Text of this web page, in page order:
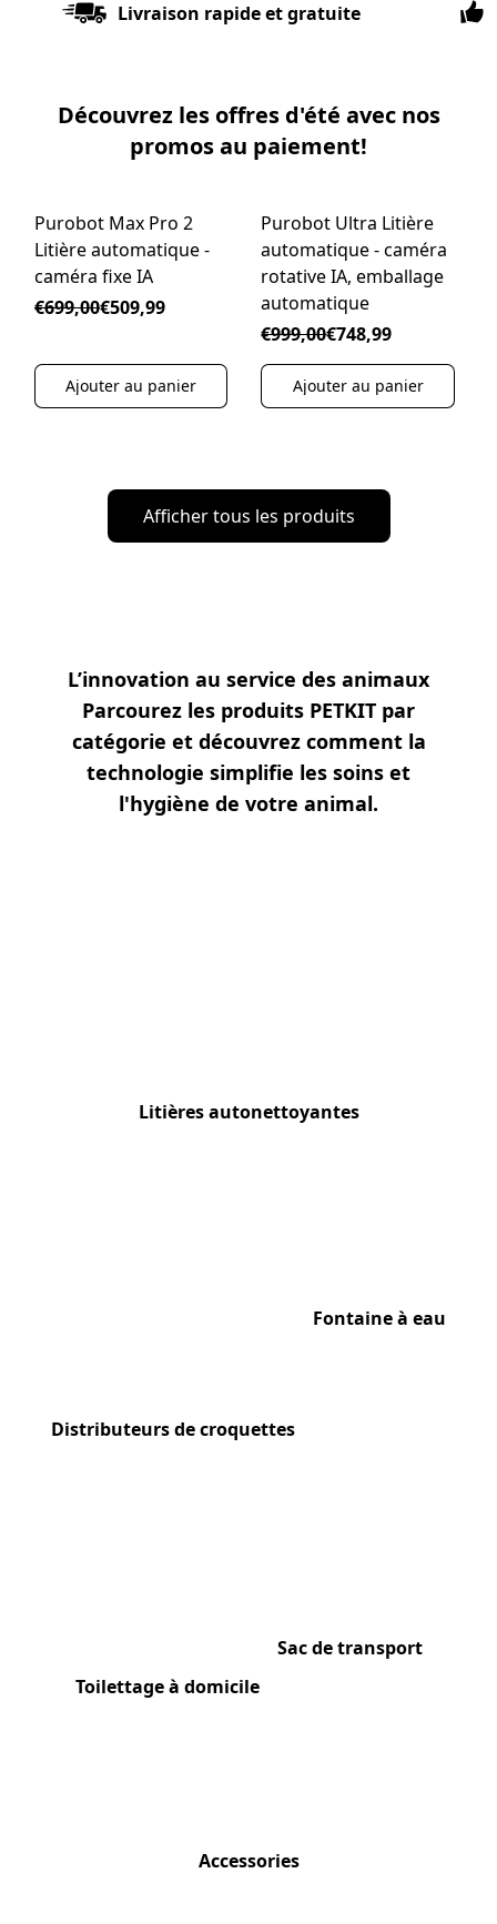
Livraison rapide et gratuite
Découvrez les offres d'été avec nos
promos au paiement!
PROMO AU PAIEMENT
Purobot Max Pro 2
Litière automatique -
caméra fixe IA
€699,00€509,99
Ajouter au panier
PROMO AU PAIEMENT
Purobot Ultra Litière
automatique - caméra
rotative IA, emballage
automatique
€999,00€748,99
Ajouter au panier
Afficher tous les produits
L’innovation au service des animaux
Parcourez les produits PETKIT par
catégorie et découvrez comment la
technologie simplifie les soins et
l'hygiène de votre animal.
Litières autonettoyantes
Distributeurs de croquettes
Fontaine à eau
Toilettage à domicile
Sac de transport
Accessories